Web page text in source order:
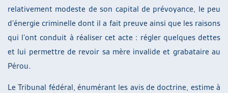
relativement modeste de son capital de prévoyance, le peu
d’énergie criminelle dont il a fait preuve ainsi que les raisons
qui l’ont conduit à réaliser cet acte : régler quelques dettes
et lui permettre de revoir sa mère invalide et grabataire au
Pérou.
Le Tribunal fédéral, énumérant les avis de doctrine, estime à